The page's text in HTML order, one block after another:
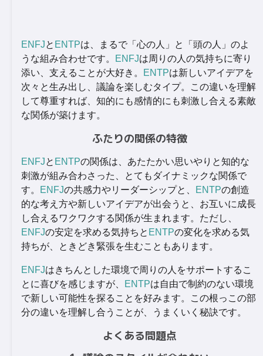
ENFJと ENTPは、まるで「心の人」と「頭の人」のよ
うな組み合わせです。
ENFJは周りの人の気持ちに寄り
添い、支えることが大好き。
ENTPは新しいアイデアを
次々と生み出し、議論を楽しむタイプ。この違いを理解
して尊重すれば、知的にも感情的にも刺激し合える素敵
な関係が築けます。
ふたりの関係の特徴
ENFJと ENTPの関係は、あたたかい思いやりと知的な
刺激が組み合わさった、とてもダイナミックな関係で
す。
ENFJの共感力やリーダーシップと、 ENTPの創造
的な考え方や新しいアイデアが出会うと、お互いに成長
し合えるワクワクする関係が生まれます。ただし、
ENFJの安定を求める気持ちと ENTPの変化を求める気
持ちが、ときどき緊張を生むこともあります。
ENFJはきちんとした環境で周りの人をサポートするこ
とに喜びを感じますが、
ENTPは自由で制約のない環境
で新しい可能性を探ることを好みます。この根っこの部
分の違いを理解し合うことが、うまくいく秘訣です。
よくある問題点